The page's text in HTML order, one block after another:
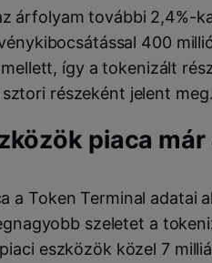
árfolyam további 2,4%-
400
így a tokenizált
részeként jelent meg.
piaca
a Token Terminal adatai
szeletet a
eszközök közel 7